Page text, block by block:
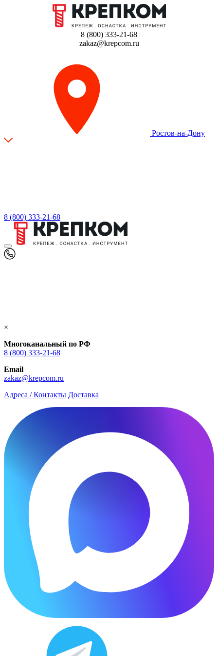
8 (800) 333-21-68
zakaz@krepcom.ru
Ростов-на-Дону
8 (800) 333-21-68
×
Многоканальный по РФ
8 (800) 333‑21-68
Email
zakaz@krepcom.ru
Адреса / Контакты Доставка